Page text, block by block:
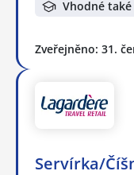
Vhodné
Zveřejněno: 31.
Servírka/